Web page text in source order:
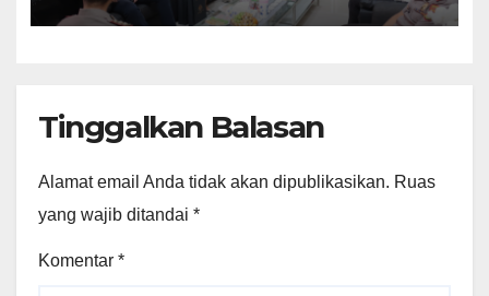
Tinggalkan Balasan
Alamat email Anda tidak akan dipublikasikan. Ruas
yang wajib ditandai *
Komentar *